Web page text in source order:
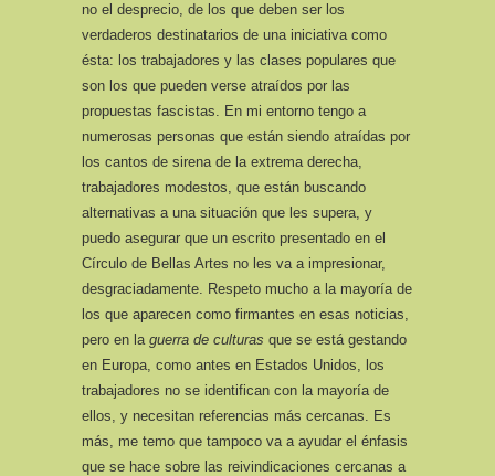
no el desprecio, de los que deben ser los
verdaderos destinatarios de una iniciativa como
ésta: los trabajadores y las clases populares que
son los que pueden verse atraídos por las
propuestas fascistas. En mi entorno tengo a
numerosas personas que están siendo atraídas por
los cantos de sirena de la extrema derecha,
trabajadores modestos, que están buscando
alternativas a una situación que les supera, y
puedo asegurar que un escrito presentado en el
Círculo de Bellas Artes no les va a impresionar,
desgraciadamente. Respeto mucho a la mayoría de
los que aparecen como firmantes en esas noticias,
pero en la guerra de culturas que se está gestando
en Europa, como antes en Estados Unidos, los
trabajadores no se identifican con la mayoría de
ellos, y necesitan referencias más cercanas. Es
más, me temo que tampoco va a ayudar el énfasis
que se hace sobre las reivindicaciones cercanas a